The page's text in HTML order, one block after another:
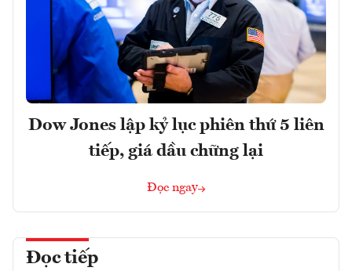
Dow Jones lập kỷ lục phiên thứ 5 liên
tiếp, giá dầu chững lại
Đọc ngay
Đọc tiếp